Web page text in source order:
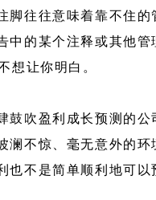
脚往往意味着靠不住的
中的某个注释或其他管
想让你明白。
鼓吹盈利成长预测的公
澜不惊、毫无意外的环
也不是简单顺利地可以